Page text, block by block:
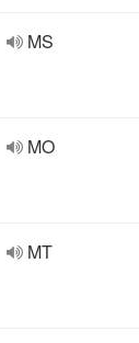
MS
MO
MT